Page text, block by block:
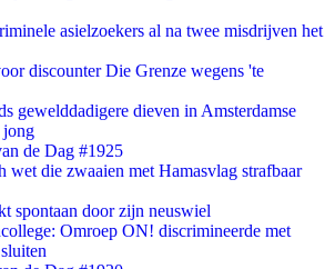
asielzoekers al na twee misdrijven het
discounter Die Grenze wegens 'te
gewelddadigere dieven in Amsterdamse
jong
de Dag #1925
wet die zwaaien met Hamasvlag strafbaar
spontaan door zijn neuswiel
Omroep ON! discrimineerde met